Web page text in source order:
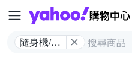
隨身機/類